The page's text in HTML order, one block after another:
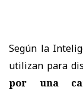
Según la
utilizan para
por una